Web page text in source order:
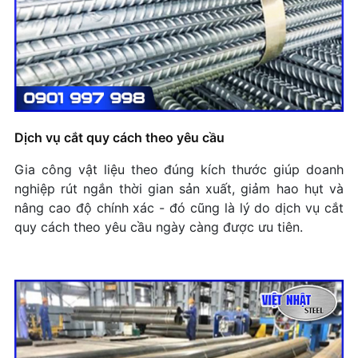
So Sánh Thép SKD11 Và SKD61: Nên Chọn Loại
Nào Cho Khuôn Dập?
Lựa Chọn Vật Liệu Cho Gia Công CNC: Thép,
Nhôm Hay Inox?
Phân Biệt Inox 201, 304, 316: Loại Nào Tốt Nhất?
+ Mở nhóm...
Dịch vụ cắt quy cách theo yêu cầu
Gia công vật liệu theo đúng kích thước giúp doanh
nghiệp rút ngắn thời gian sản xuất, giảm hao hụt và
nâng cao độ chính xác - đó cũng là lý do dịch vụ cắt
quy cách theo yêu cầu ngày càng được ưu tiên.